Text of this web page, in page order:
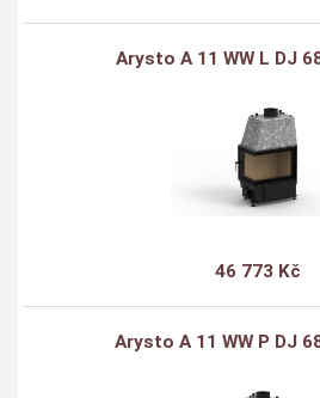
Arysto A 11 WW L DJ
46 773 Kč
Arysto A 11 WW P DJ